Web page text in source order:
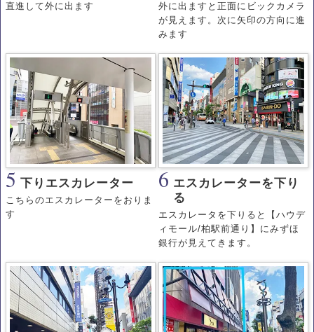
直進して外に出ます
外に出ますと正面にビックカメラ
が見えます。次に矢印の方向に進
みます
5 下りエスカレーター
こちらのエスカレーターをおりま
す
6 エスカレーターを下り
る
エスカレータを下りると【ハウデ
ィモール/柏駅前通り】にみずほ
銀行が見えてきます。